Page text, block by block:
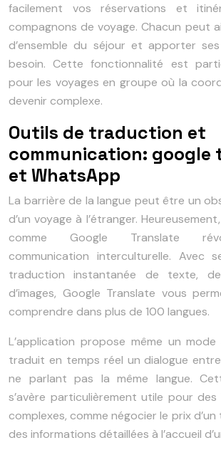
facilement vos réservations et
compagnons de voyage. Chacun peut
d’ensemble du séjour et apporter
besoin. Cette fonctionnalité est
pour les voyages en groupe où la
devenir complexe.
Outils de traduction et
communication: google
et WhatsApp
La barrière de la langue peut être un
d’un voyage à l’étranger.
comme Google Translate
communication interculturelle. Avec
traduction instantanée de texte,
d’images, Google Translate vous
comprendre dans plus de 100 langues.
L’application propose même un mode
traduit en temps réel un dialogue
ne parlant pas la même langue.
s’avère particulièrement utile pour
complexes, comme négocier le prix
des informations détaillées à l’accueil